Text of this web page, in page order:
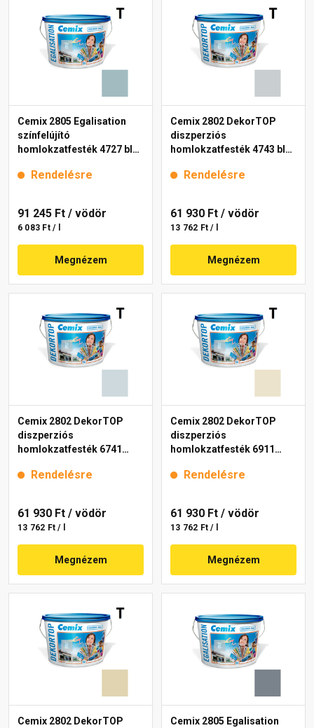
Cemix 2805 Egalisation
színfelújító
homlokzatfesték 4727 blue
Rendelésre
91 245 Ft / vödör
6 083 Ft / l
Megnézem
Cemix 2802 DekorTOP
diszperziós
homlokzatfesték 4743 blue
Rendelésre
61 930 Ft / vödör
13 762 Ft / l
Megnézem
Cemix 2802 DekorTOP
diszperziós
homlokzatfesték 6741
Rendelésre
61 930 Ft / vödör
13 762 Ft / l
Megnézem
Cemix 2802 DekorTOP
diszperziós
homlokzatfesték 6911
Rendelésre
61 930 Ft / vödör
13 762 Ft / l
Megnézem
Cemix 2802 DekorTOP
Cemix 2805 Egalisation